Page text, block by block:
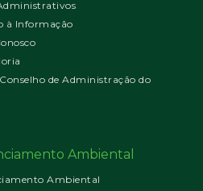
à Informação
de Administração do
Ambiental
Ambiental